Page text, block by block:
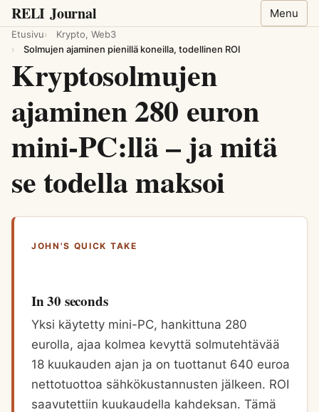
RELI Journal Menu
Etusivu
Krypto, Web3
Solmujen ajaminen pienillä koneilla, todellinen ROI
Kryptosolmujen
ajaminen 280 euron
mini-PC:llä – ja mitä
se todella maksoi
JOHN'S QUICK TAKE
In 30 seconds
Yksi käytetty mini-PC, hankittuna 280
eurolla, ajaa kolmea kevyttä solmutehtävää
18 kuukauden ajan ja on tuottanut 640 euroa
nettotuottoa sähkökustannusten jälkeen. ROI
saavutettiin kuukaudella kahdeksan. Tämä